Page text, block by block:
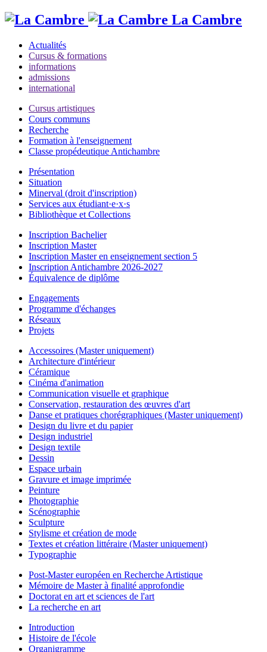
La Cambre
Actualités
Cursus & formations
informations
admissions
international
Cursus artistiques
Cours communs
Recherche
Formation à l'enseignement
Classe propédeutique Antichambre
Présentation
Situation
Minerval (droit d'inscription)
Services aux étudiant·e·x·s
Bibliothèque et Collections
Inscription Bachelier
Inscription Master
Inscription Master en enseignement section 5
Inscription Antichambre 2026-2027
Équivalence de diplôme
Engagements
Programme d'échanges
Réseaux
Projets
Accessoires (Master uniquement)
Architecture d'intérieur
Céramique
Cinéma d'animation
Communication visuelle et graphique
Conservation, restauration des œuvres d'art
Danse et pratiques chorégraphiques (Master uniquement)
Design du livre et du papier
Design industriel
Design textile
Dessin
Espace urbain
Gravure et image imprimée
Peinture
Photographie
Scénographie
Sculpture
Stylisme et création de mode
Textes et création littéraire (Master uniquement)
Typographie
Post-Master européen en Recherche Artistique
Mémoire de Master à finalité approfondie
Doctorat en art et sciences de l'art
La recherche en art
Introduction
Histoire de l'école
Organigramme